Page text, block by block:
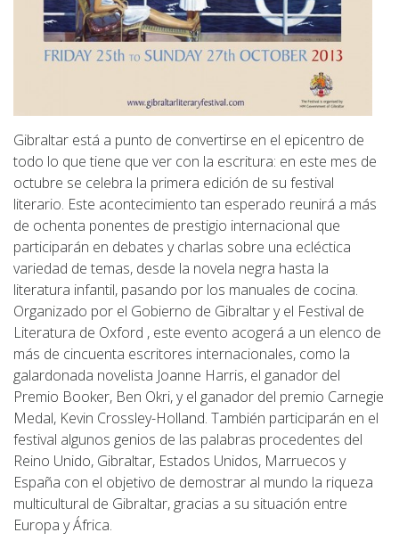
Gibraltar está a punto de convertirse en el epicentro de
todo lo que tiene que ver con la escritura: en este mes de
octubre se celebra la primera edición de su festival
literario. Este acontecimiento tan esperado reunirá a más
de ochenta ponentes de prestigio internacional que
participarán en debates y charlas sobre una ecléctica
variedad de temas, desde la novela negra hasta la
literatura infantil, pasando por los manuales de cocina.
Organizado por el Gobierno de Gibraltar y el Festival de
Literatura de Oxford , este evento acogerá a un elenco de
más de cincuenta escritores internacionales, como la
galardonada novelista Joanne Harris, el ganador del
Premio Booker, Ben Okri, y el ganador del premio Carnegie
Medal, Kevin Crossley-Holland. También participarán en el
festival algunos genios de las palabras procedentes del
Reino Unido, Gibraltar, Estados Unidos, Marruecos y
España con el objetivo de demostrar al mundo la riqueza
multicultural de Gibraltar, gracias a su situación entre
Europa y África.